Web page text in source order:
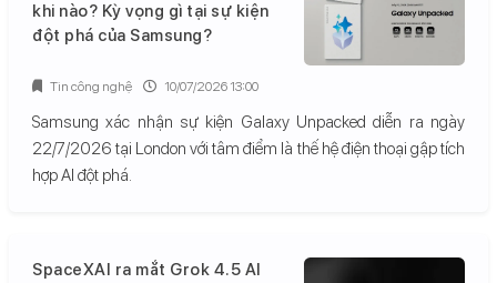
khi nào? Kỳ vọng gì tại sự kiện
đột phá của Samsung?
Samsung xác nhận sự kiện Galaxy Unpacked diễn ra ngày
22/7/2026 tại London với tâm điểm là thế hệ điện thoại gập tích
hợp AI đột phá.
Tin công nghệ 10/07/2026 13:00
SpaceXAI ra mắt Grok 4.5 AI